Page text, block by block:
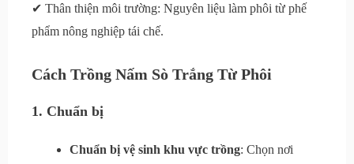
✔ Thân thiện môi trường: Nguyên liệu làm phôi từ phế
phẩm nông nghiệp tái chế.
Cách Trồng Nấm Sò Trắng Từ Phôi
1. Chuẩn bị
Chuẩn bị vệ sinh khu vực trồng: Chọn nơi